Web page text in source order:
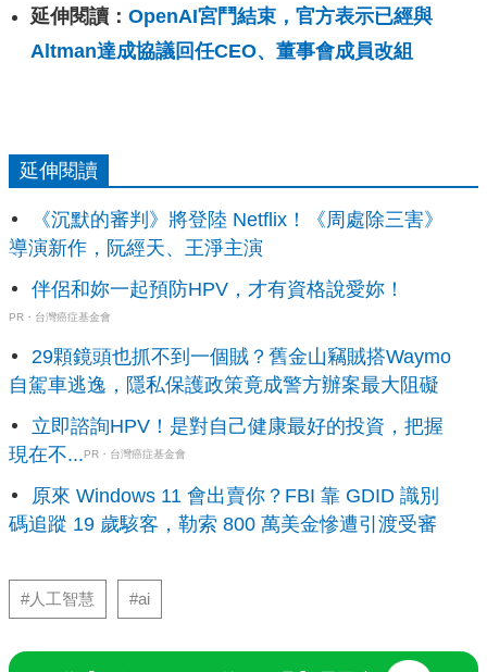
延伸閱讀： OpenAI宮鬥結束，官方表示已經與
Altman達成協議回任CEO、董事會成員改組
延伸閱讀
《沉默的審判》將登陸 Netflix！《周處除三害》
導演新作，阮經天、王淨主演
伴侶和妳一起預防HPV，才有資格說愛妳！
PR・台灣癌症基金會
29顆鏡頭也抓不到一個賊？舊金山竊賊搭Waymo
自駕車逃逸，隱私保護政策竟成警方辦案最大阻礙
立即諮詢HPV！是對自己健康最好的投資，把握
現在不...PR・台灣癌症基金會
原來 Windows 11 會出賣你？FBI 靠 GDID 識別
碼追蹤 19 歲駭客，勒索 800 萬美金慘遭引渡受審
#人工智慧 #ai